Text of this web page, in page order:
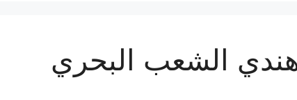
الشعب البحري